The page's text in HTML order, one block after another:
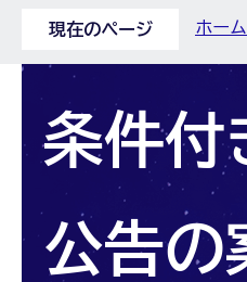
現在のページ ホーム
条件付
公告の